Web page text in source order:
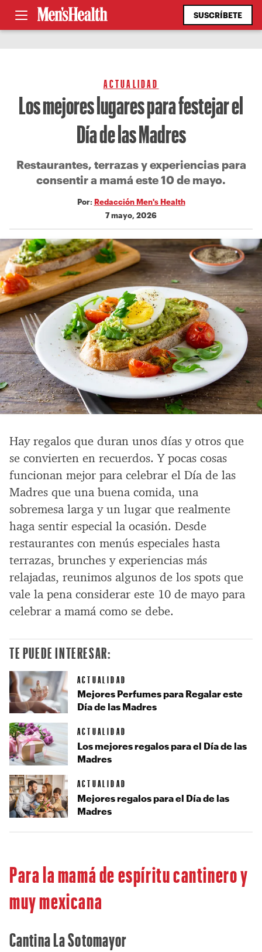
SUSCRÍBETE
ACTUALIDAD
Los mejores lugares para festejar el
Día de las Madres
Restaurantes, terrazas y experiencias para
consentir a mamá este 10 de mayo.
Por: Redacción Men's Health
7 mayo, 2026
Hay regalos que duran unos días y otros que
se convierten en recuerdos. Y pocas cosas
funcionan mejor para celebrar el Día de las
Madres que una buena comida, una
sobremesa larga y un lugar que realmente
haga sentir especial la ocasión. Desde
restaurantes con menús especiales hasta
terrazas, brunches y experiencias más
relajadas, reunimos algunos de los spots que
vale la pena considerar este 10 de mayo para
celebrar a mamá como se debe.
Para la mamá de espíritu cantinero y
muy mexicana
Cantina La Sotomayor
TE PUEDE INTERESAR:
ACTUALIDAD
Mejores Perfumes para Regalar este
Día de las Madres
ACTUALIDAD
Los mejores regalos para el Día de las
Madres
ACTUALIDAD
Mejores regalos para el Día de las
Madres